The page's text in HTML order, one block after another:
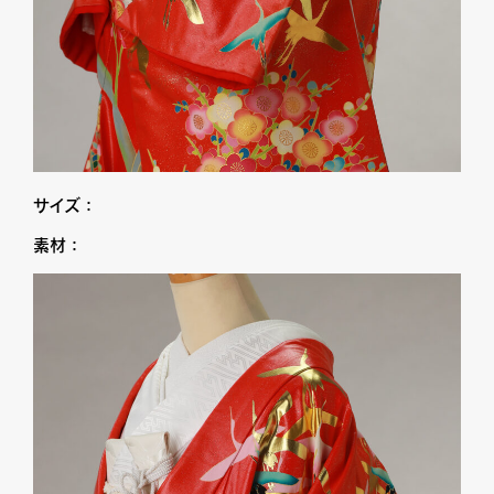
サイズ：
素材：